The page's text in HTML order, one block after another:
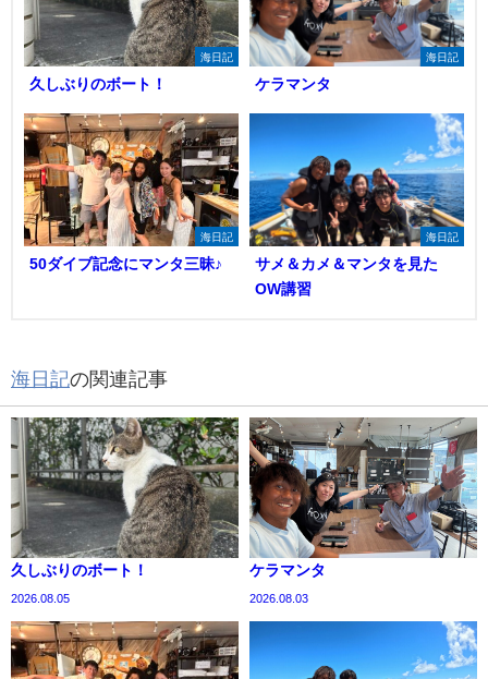
海日記
久しぶりのボート！
海日記
ケラマンタ
海日記
50ダイブ記念にマンタ三昧♪
海日記
サメ＆カメ＆マンタを見た
OW講習
海日記の関連記事
久しぶりのボート！
2026.08.05
ケラマンタ
2026.08.03